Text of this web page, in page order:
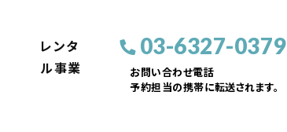
レンタ
ル事業
03-6327-0379
お問い合わせ電話
予約担当の携帯に転送されます。